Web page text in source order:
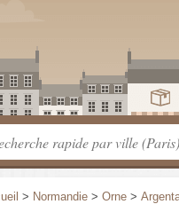
> Normandie > Orne >